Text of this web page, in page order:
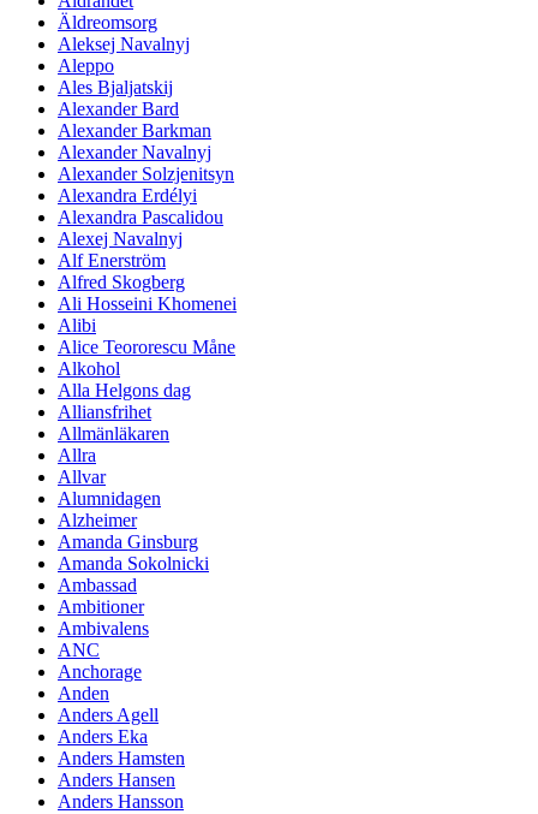
Äldreomsorg
Aleksej Navalnyj
Aleppo
Ales Bjaljatskij
Alexander Bard
Alexander Barkman
Alexander Navalnyj
Alexander Solzjenitsyn
Alexandra Erdélyi
Alexandra Pascalidou
Alexej Navalnyj
Alf Enerström
Alfred Skogberg
Ali Hosseini Khomenei
Alibi
Alice Teororescu Måne
Alkohol
Alla Helgons dag
Alliansfrihet
Allmänläkaren
Allra
Allvar
Alumnidagen
Alzheimer
Amanda Ginsburg
Amanda Sokolnicki
Ambassad
Ambitioner
Ambivalens
ANC
Anchorage
Anden
Anders Agell
Anders Eka
Anders Hamsten
Anders Hansen
Anders Hansson